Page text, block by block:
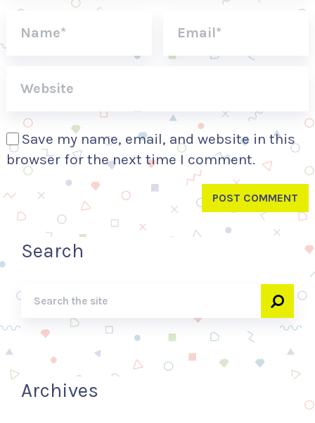
Save my name, email, and website in this
browser for the next time I comment.
Search
Archives